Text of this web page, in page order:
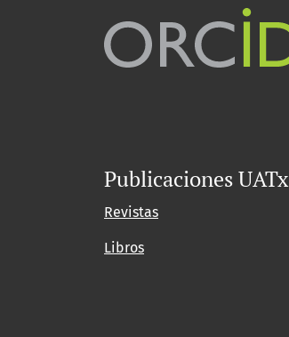
Publicaciones UATx
Revistas
Libros